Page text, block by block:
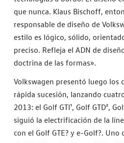
que nunca. Klaus Bischoff,
responsable de diseño de
estilo es lógico, sólido,
preciso. Refleja el ADN de
doctrina de las formas».
Volkswagen presentó luego los
rápida sucesión, lanzando
2013: el Golf GTI¹, Golf GTD²,
siguió la electrificación de la
con el Golf GTE? y e-Golf?. Uno